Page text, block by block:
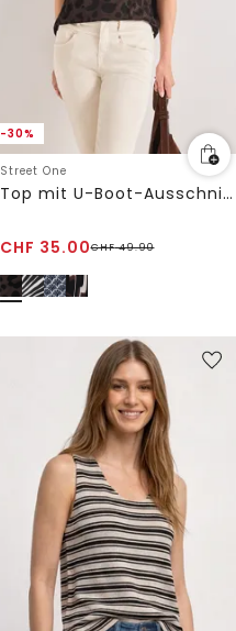
-30%
Street One
Top mit U-Boot-Ausschnitt und Schulterdetail
CHF 35.00CHF49.90